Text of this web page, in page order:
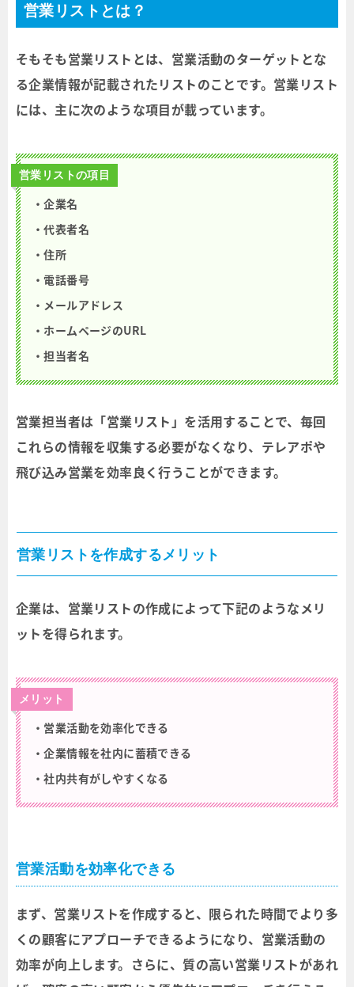
営業リストとは？
そもそも営業リストとは、営業活動のターゲットとな
る企業情報が記載されたリストのことです。営業リスト
には、主に次のような項目が載っています。
営業リストの項目
・企業名
・代表者名
・住所
・電話番号
・メールアドレス
・ホームページのURL
・担当者名
営業担当者は「営業リスト」を活用することで、毎回
これらの情報を収集する必要がなくなり、テレアポや
飛び込み営業を効率良く行うことができます。
営業リストを作成するメリット
企業は、営業リストの作成によって下記のようなメリ
ットを得られます。
メリット
・営業活動を効率化できる
・企業情報を社内に蓄積できる
・社内共有がしやすくなる
営業活動を効率化できる
まず、営業リストを作成すると、限られた時間でより多
くの顧客にアプローチできるようになり、営業活動の
効率が向上します。さらに、質の高い営業リストがあれ